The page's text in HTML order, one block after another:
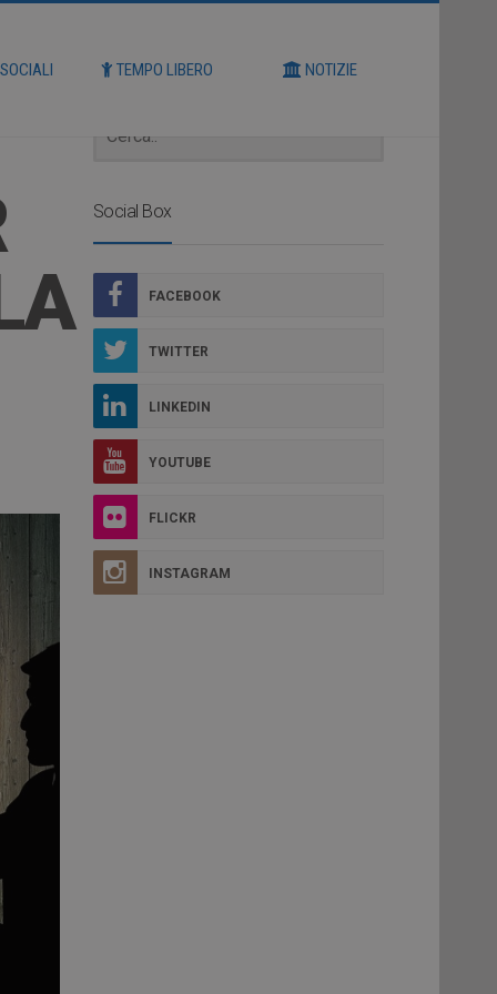
TEMPO LIBERO NOTIZIE
Social Box
FACEBOOK
TWITTER
LINKEDIN
YOUTUBE
FLICKR
INSTAGRAM